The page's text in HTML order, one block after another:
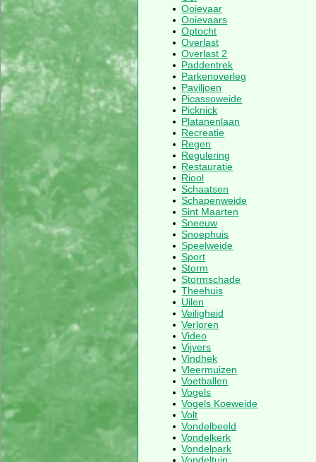
Ooievaar
Ooievaars
Optocht
Overlast
Overlast 2
Paddentrek
Parkenoverleg
Paviljoen
Picassoweide
Picknick
Platanenlaan
Recreatie
Regen
Regulering
Restauratie
Riool
Schaatsen
Schapenweide
Sint Maarten
Sneeuw
Snoephuis
Speelweide
Sport
Storm
Stormschade
Theehuis
Uilen
Veiligheid
Verloren
Video
Vijvers
Vindhek
Vleermuizen
Voetballen
Vogels
Vogels Koeweide
Volt
Vondelbeeld
Vondelkerk
Vondelpark